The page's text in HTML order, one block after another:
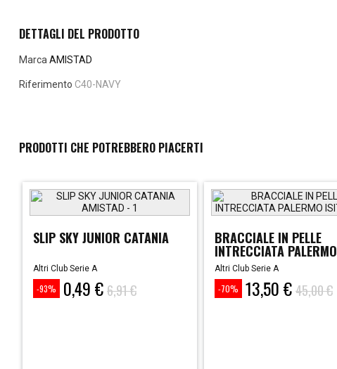
DETTAGLI DEL PRODOTTO
MarcaAMISTAD
Riferimento C40-NAVY
PRODOTTI CHE POTREBBERO PIACERTI
SLIP SKY JUNIOR CATANIA
Altri Club Serie A
-93%
Prezzo0,49 €
Prezzo
base
6,91 €
BRACCIALE IN PELLE
INTRECCIATA PALERMO
Altri Club Serie A
-70%
Prezzo13,50 €
Prezzo
base
45,00 €